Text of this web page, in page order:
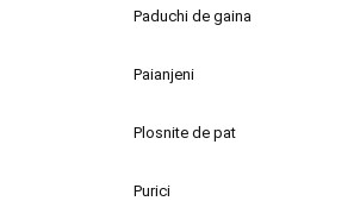
Paduchi de gaina
Paianjeni
Plosnite de pat
Purici